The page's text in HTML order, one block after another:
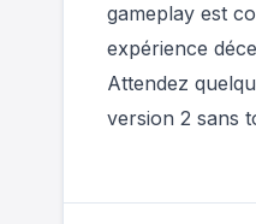
gameplay est
expérience
Attendez
version 2 sans